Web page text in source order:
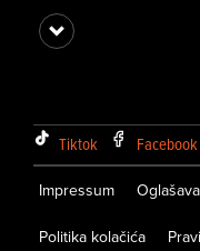
Tiktok Facebook
Impressum
Politika kolačića